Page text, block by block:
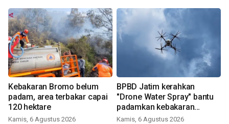
Kebakaran Bromo belum
padam, area terbakar capai
120 hektare
Kamis, 6 Agustus 2026
BPBD Jatim kerahkan
"Drone Water Spray" bantu
padamkan kebakaran
Bromo
Kamis, 6 Agustus 2026